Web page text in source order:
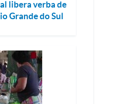
libera verba de
Grande do Sul